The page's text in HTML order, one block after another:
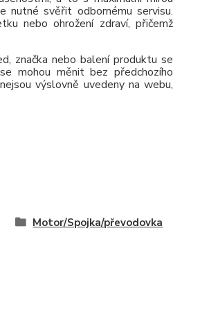
svěřit odbornému servisu.
nebo ohrožení zdraví, přičemž
značka nebo balení produktu se
mohou měnit bez předchozího
výslovně uvedeny na webu,
Motor/Spojka/převodovka